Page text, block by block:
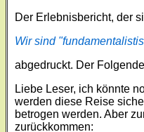
Der Erlebnisbericht, der
Wir sind
abgedruckt. Der
Liebe Leser, ich könnte
werden diese Reise
betrogen werden. Aber
zurückkommen: